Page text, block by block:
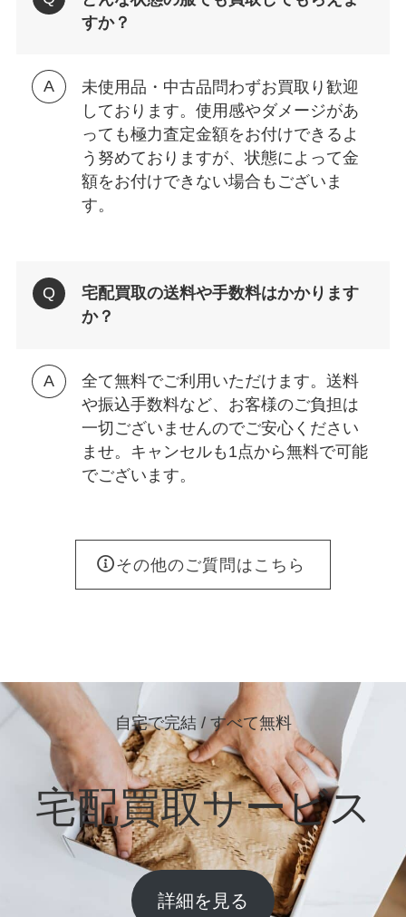
すか？
未使用品・中古品問わずお買取り歓迎
しております。使用感やダメージがあ
っても極力査定金額をお付けできるよ
う努めておりますが、状態によって金
額をお付けできない場合もございま
す。
宅配買取の送料や手数料はかかります
か？
全て無料でご利用いただけます。送料
や振込手数料など、お客様のご負担は
一切ございませんのでご安心ください
ませ。キャンセルも1点から無料で可能
でございます。
その他のご質問はこちら
自宅で完結 / すべて無料
宅配買取サービス
詳細を見る